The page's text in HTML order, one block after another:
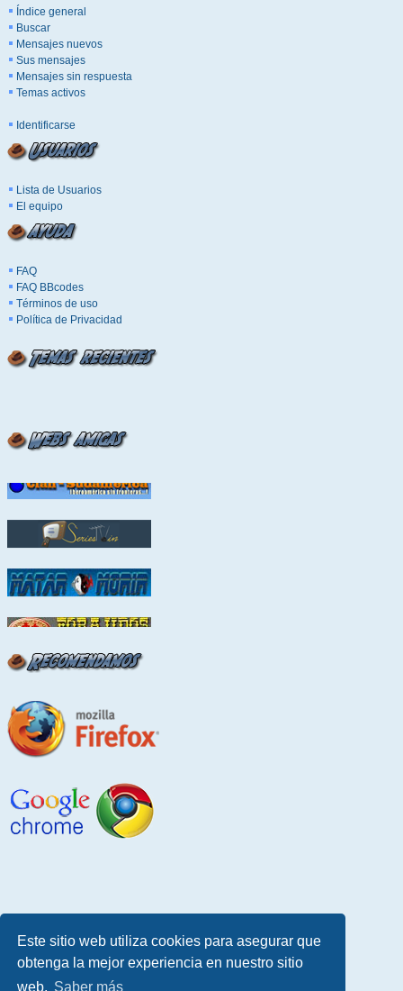
Este sitio web utiliza cookies para asegurar que
obtenga la mejor experiencia en nuestro sitio
web. Saber más
Índice general
Buscar
Mensajes nuevos
Sus mensajes
Mensajes sin respuesta
Temas activos
Identificarse
Lista de Usuarios
El equipo
FAQ
FAQ BBcodes
Términos de uso
Política de Privacidad